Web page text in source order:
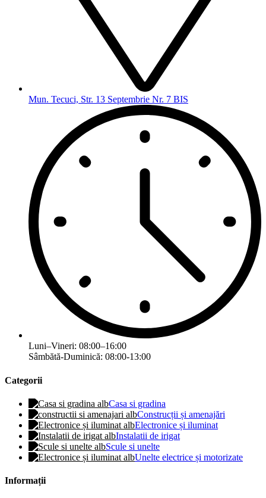
Mun. Tecuci, Str. 13 Septembrie Nr. 7 BIS
Luni–Vineri: 08:00–16:00
Sâmbătă-Duminică: 08:00-13:00
Categorii
Casa si gradina
Construcții și amenajări
Electronice și iluminat
Instalatii de irigat
Scule si unelte
Unelte electrice și motorizate
Informații